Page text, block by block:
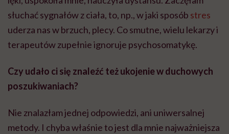
słuchać sygnałów z ciała, to, np., w jaki sposób stres
uderza nas w brzuch, plecy. Co smutne, wielu lekarzy i
terapeutów zupełnie ignoruje psychosomatykę.
Czy udało ci się znaleźć też ukojenie w duchowych
poszukiwaniach?
Nie znalazłam jednej odpowiedzi, ani uniwersalnej
metody. I chyba właśnie to jest dla mnie najważniejsza